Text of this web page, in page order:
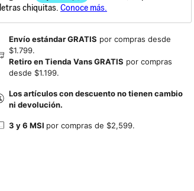
Envío estándar GRATIS por compras desde
$1.799.
Retiro en Tienda Vans GRATIS por compras
desde $1.199.
Los artículos con descuento no tienen cambio
ni devolución.
3 y 6 MSI por compras de $2,599.